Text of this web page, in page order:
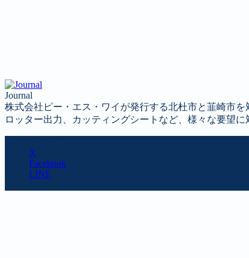
Journal
株式会社ピー・エス・ワイが発行する北杜市と韮崎市
ロッター出力、カッティングシートなど、様々な要望に
X
Facebook
LINE